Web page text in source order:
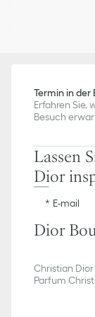
Termin in der
Erfahren Sie,
Besuch
Lassen
Dior
E-mail
Dior
Christian
Parfum